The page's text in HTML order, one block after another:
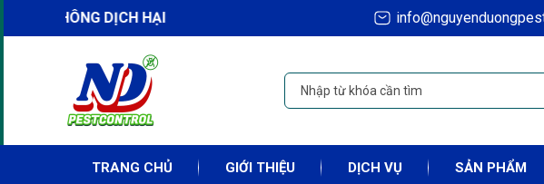
DỊCH HẠI
TRANG CHỦ GIỚI THIỆU DỊCH VỤ SẢN PHẨM